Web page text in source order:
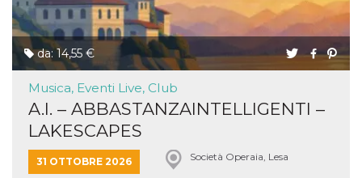
da: 14,55 €
Musica, Eventi Live, Club
A.I. – ABBASTANZAINTELLIGENTI –
LAKESCAPES
31 OTTOBRE 2026 Società Operaia, Lesa